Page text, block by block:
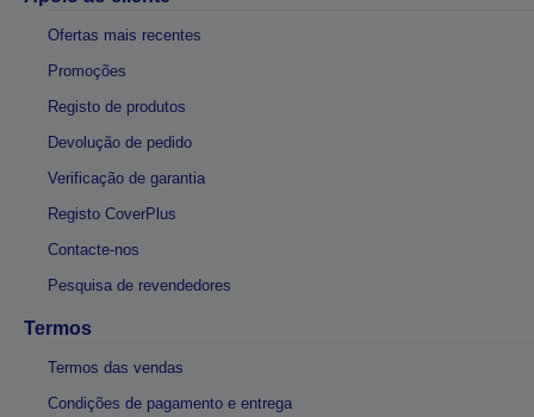
Ofertas mais recentes
Promoções
Registo de produtos
Devolução de pedido
Verificação de garantia
Registo CoverPlus
Contacte-nos
Pesquisa de revendedores
Termos
Termos das vendas
Condições de pagamento e entrega